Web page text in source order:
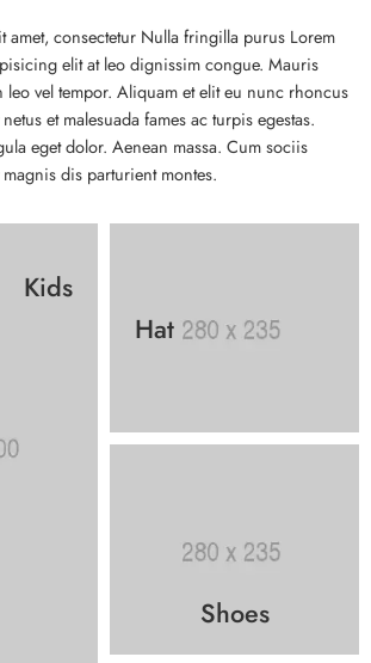
amet, consectetur Nulla fringilla purus Lorem
elit at leo dignissim congue. Mauris
leo vel tempor. Aliquam et elit eu nunc rhoncus
et malesuada fames ac turpis egestas.
eget dolor. Aenean massa. Cum sociis
dis parturient montes.
Kids
Hat
Shoes